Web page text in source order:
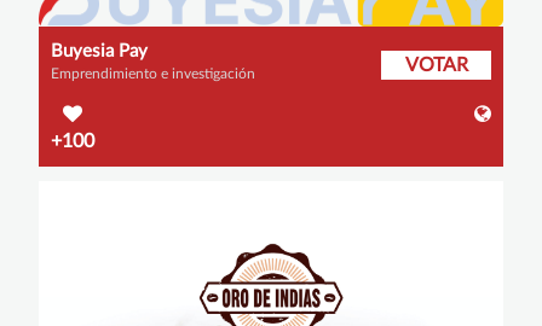
Buyesia Pay
Emprendimiento e investigación VOTAR
+100